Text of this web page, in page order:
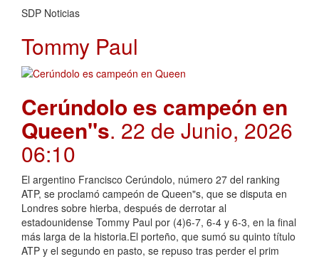
SDP Noticias
Tommy Paul
Cerúndolo es campeón en
Queen"s. 22 de Junio, 2026
06:10
El argentino Francisco Cerúndolo, número 27 del ranking
ATP, se proclamó campeón de Queen"s, que se disputa en
Londres sobre hierba, después de derrotar al
estadounidense Tommy Paul por (4)6-7, 6-4 y 6-3, en la final
más larga de la historia.El porteño, que sumó su quinto título
ATP y el segundo en pasto, se repuso tras perder el prim